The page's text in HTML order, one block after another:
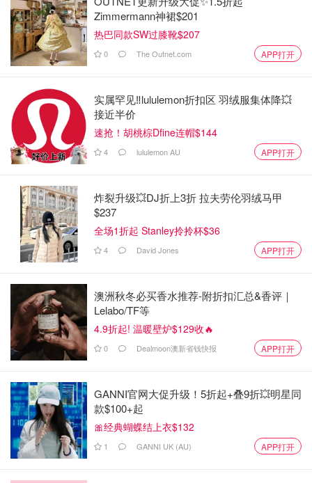
𝙳𝙰𝚈 ⓷ 蛋包肉松吐司✦菠萝✦咖啡☕
嘿～忍不住嘴馋，就会自己动手做快手早餐！
❥材料：鸡蛋2只，吐司1块，肉松适量
Zimmermann神裙$201
热巴同款SW过膝靴$207
0 The Outnet.com APP打开
实属罕见‼️lululemon折扣区 羽绒服集体降💥
接近半价
速抢！胡桃棕Dfine连帽$144
4 lululemon AU APP打开
炸裂升级💥DJ折上3折 拉夫劳伦羽绒马甲
$237
全场1折起 Stanley拎拎杯$36
4 David Jones APP打开
澳洲秋冬必买香水推荐-附折扣汇总&香评｜
Lelabo/TF等
4.9折起! 温暖壁炉$129收🔥
0 Dealmoon澳新省钱快报 APP打开
GANNI官网大促升级！5折起+叠9折💥明星同
款$100+起
🎀经典蝴蝶结上衣$132
1 GANNI UK (AU) APP打开